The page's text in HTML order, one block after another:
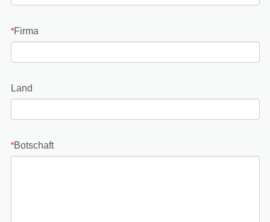
*Firma
Land
*Botschaft